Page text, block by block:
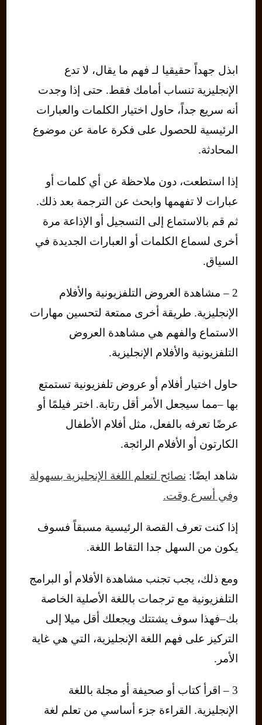
ابذل جهداً حقيقيا لـ فهم ما يقال، لا تدع
الإنجليزية تنساب أمامك فقط. حتى إذا وجدت
أنه سريع جداً، حاول اختيار الكلمات والعبارات
الرئيسية للحصول على فكرة عامة عن موضوع
المحادثة.
إذا استطعت، دون ملاحظة عن أي كلمات أو
عبارات لا تفهمها وابحث عن الترجمة بعد ذلك.
ثم قم بالاستماع إلى التسجيل أو الإذاعة مرة
أخرى لسماع الكلمات أو العبارات الجديدة في
السياق.
2 – مشاهدة العروض التلفزيونية والأفلام
الإنجليزية. طريقة أخرى ممتعة لتحسين مهارات
الاستماع والفهم هي مشاهدة العروض
التلفزيونية والأفلام الإنجليزية.
حاول اختيار أفلام أو عروض تلفزيونية تستمتع
بها –مما سيجعل الأمر أقل رتابة. اختر فيلمًا أو
عرضًا تعرفه بالفعل، مثل أفلام الأطفال
الكارتون أو الأفلام الرائجة.
شاهد ايضًا: نصائح لتعلم اللغة الإنجليزية بسهولة
وفي أسرع وقت.
إذا كنت تعرف القصة الرئيسية مسبقاً فسوف
يكون من السهل جدا التقاط اللغة.
ومع ذلك، يجب تجنب مشاهدة الأفلام أو البرامج
التلفزيونية مع ترجمات باللغة الأصلية الخاصة
بك–فهذا سوف يشتتك ويجعلك أقل ميلا إلى
التركيز على فهم اللغة الإنجليزية، التي هي غاية
الأمر.
3 – اقرأ كتاب أو صحيفة أو مجلة باللغة
الإنجليزية. القراءة جزء أساسي من تعلم لغة